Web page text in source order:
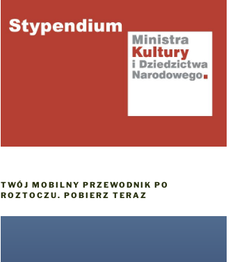
TWÓJ MOBILNY PRZEWODNIK PO
ROZTOCZU. POBIERZ TERAZ